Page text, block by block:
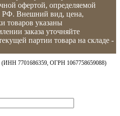
офертой, определяемой
РФ. Внешний вид, цена,
товаров указаны
заказа уточняйте
партии товара на складе -
7701686359, ОГРН 1067758659088)